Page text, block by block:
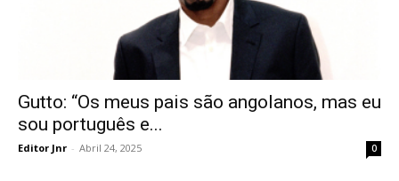
Gutto: “Os meus pais são angolanos, mas eu
sou português e...
Editor Jnr - Abril 24, 2025 0